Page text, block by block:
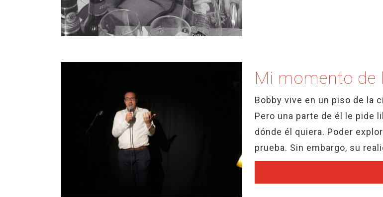
Mi momento de
Bobby vive en un piso de la
Pero una parte de él le pide
dónde él quiera. Poder
prueba. Sin embargo, su